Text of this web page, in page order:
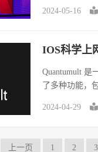
2024-05-16
IOS科学上
Quantumult 是
了多种功能，
2024-04-29
上一页 1 2 3